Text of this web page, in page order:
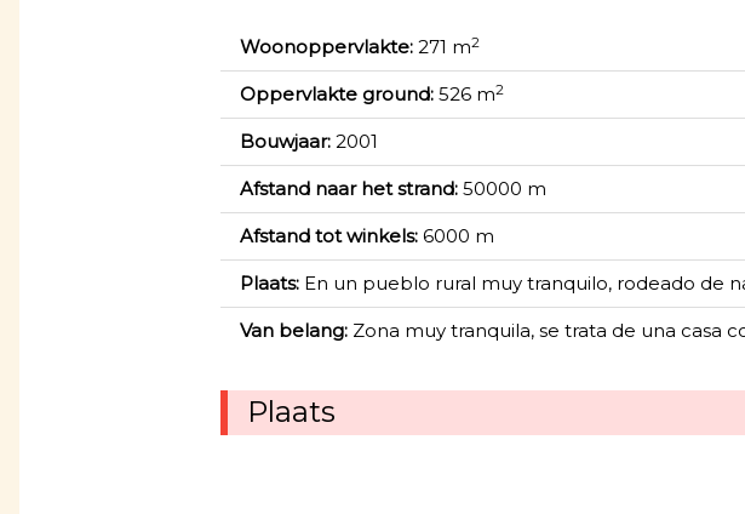
Woonoppervlakte: 271 m2
Oppervlakte ground: 526 m2
Bouwjaar: 2001
Afstand naar het strand: 50000 m
Afstand tot winkels: 6000 m
Plaats: En un pueblo rural muy tranquilo, rodeado de
Van belang: Zona muy tranquila, se trata de una casa
Plaats